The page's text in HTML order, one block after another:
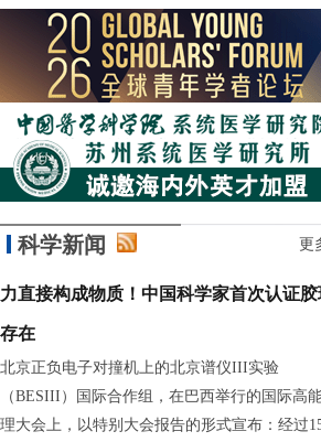
科学新闻 更
力直接构成物质！中国科学家首次认证胶
存在
北京正负电子对撞机上的北京谱仪III实验
（BESIII）国际合作组，在巴西举行的国际高
理大会上，以特别大会报告的形式宣布：经过